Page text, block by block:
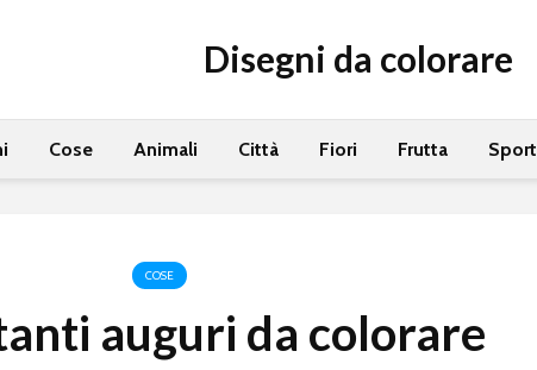
Disegni da colorare
Cose Animali Città Fiori Frutta Sport
COSE
auguri da colorare